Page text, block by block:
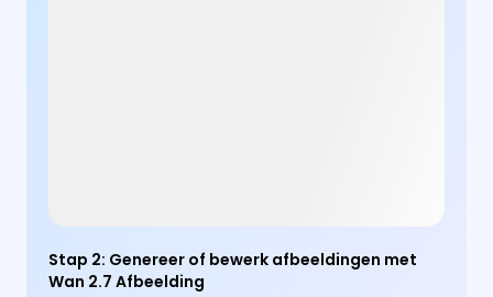
Stap 2: Genereer of bewerk afbeeldingen met
Wan 2.7 Afbeelding